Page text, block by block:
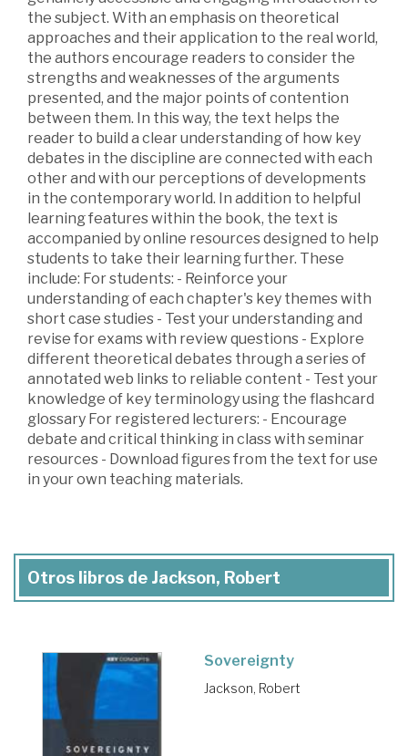
the subject. With an emphasis on theoretical
approaches and their application to the real world,
the authors encourage readers to consider the
strengths and weaknesses of the arguments
presented, and the major points of contention
between them. In this way, the text helps the
reader to build a clear understanding of how key
debates in the discipline are connected with each
other and with our perceptions of developments
in the contemporary world. In addition to helpful
learning features within the book, the text is
accompanied by online resources designed to help
students to take their learning further. These
include: For students: - Reinforce your
understanding of each chapter's key themes with
short case studies - Test your understanding and
revise for exams with review questions - Explore
different theoretical debates through a series of
annotated web links to reliable content - Test your
knowledge of key terminology using the flashcard
glossary For registered lecturers: - Encourage
debate and critical thinking in class with seminar
resources - Download figures from the text for use
in your own teaching materials.
Otros libros de Jackson, Robert
Sovereignty
Jackson, Robert